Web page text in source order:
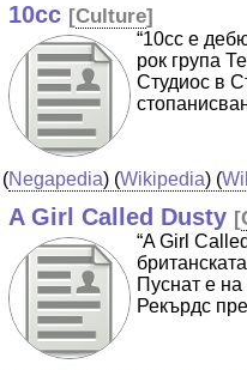
10cc [Culture]
“10cc е
рок група
Студиос в
(Negapedia) (Wikipedia) (
A Girl Called Dusty [
“A Girl
Пуснат е
Рекърдс